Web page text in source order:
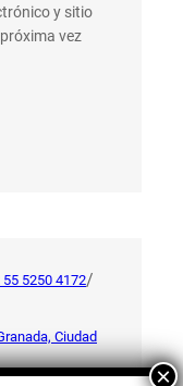
y sitio
vez
55 5250 4172/
Ciudad